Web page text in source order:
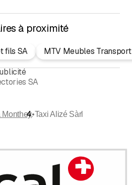
à proximité
fils SA
MTV Meubles
SA
Monthey•Taxi Alizé Sàrl